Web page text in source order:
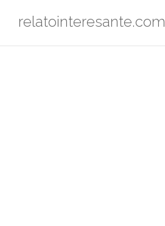
relatointeresante.com